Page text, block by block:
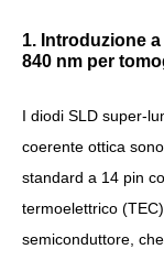
1. Introduzione
840 nm per
I diodi SLD super-
coerente ottica
standard a 14 pin
termoelettrico
semiconduttore,